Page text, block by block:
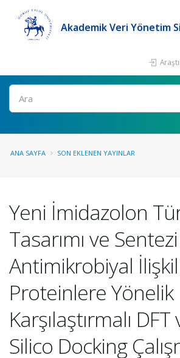
Akademik Veri Yönetim
Ara
ANA SAYFA SON EKLENEN YAYINLAR
Yeni İmidazolon
Tasarımı ve
Antimikrobiyal
Proteinlere Yönelik
Karşılaştırmalı DFT
Silico Docking